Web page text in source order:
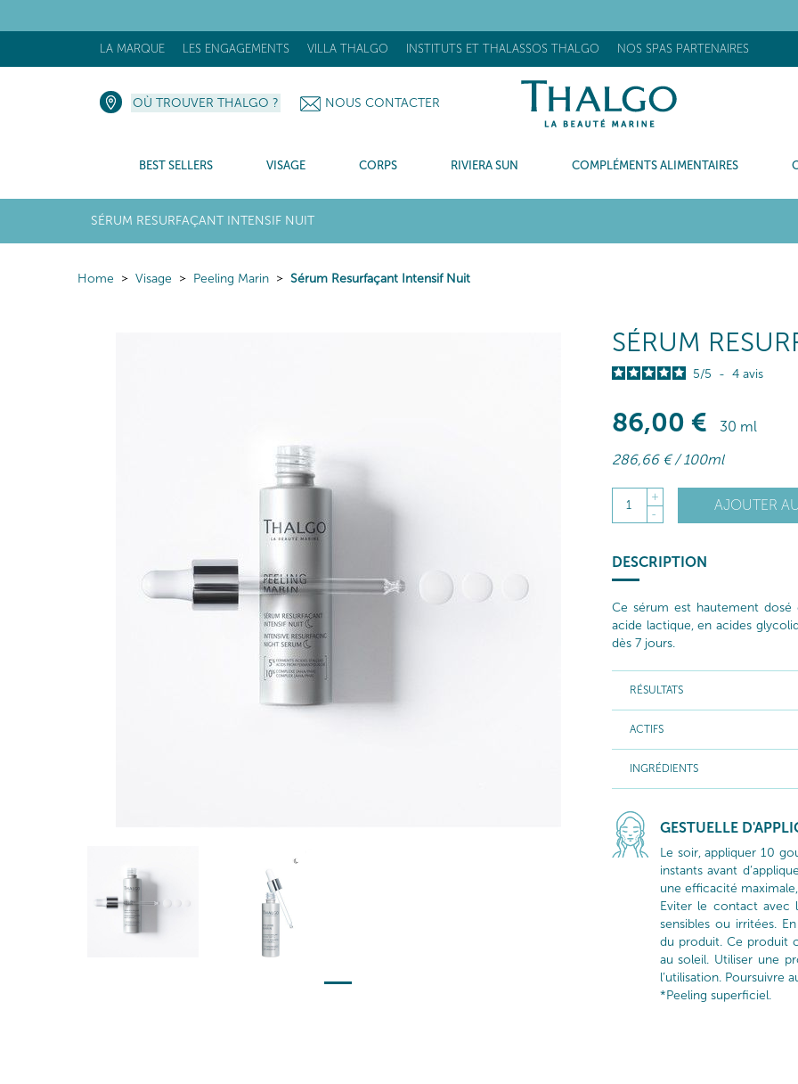
LA MARQUE LES ENGAGEMENTS VILLA THALGO INSTITUTS ET THALASSOS THALGO NOS SPAS PARTENAIRES
OÙ TROUVER THALGO ? NOUS CONTACTER
BEST SELLERS VISAGE CORPS RIVIERA SUN COMPLÉMENTS ALIMENTAIRES
SÉRUM RESURFAÇANT INTENSIF NUIT
Home Visage Peeling Marin Sérum Resurfaçant Intensif Nuit
SÉRUM
5/5 - 4 avis
86,00 €
30 ml
286,66 €/ 100ml
1
+
-
AJOUTER
DESCRIPTION
Ce sérum est hautement dosé
acide lactique, en acides
dès 7 jours.
RÉSULTATS
ACTIFS
INGRÉDIENTS
GESTUELLE
Le soir, appliquer 10
instants avant
une efficacité
Eviter le contact avec
sensibles ou irritées.
du produit. Ce produit
au soleil. Utiliser une
l’utilisation. Poursuivre
*Peeling superficiel.